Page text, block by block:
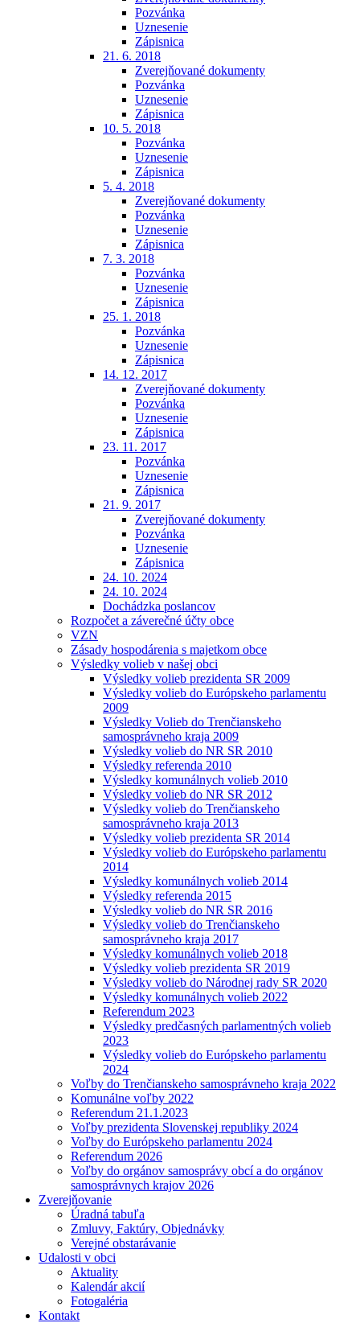
Pozvánka
Uznesenie
Zápisnica
21. 6. 2018
Zverejňované dokumenty
Pozvánka
Uznesenie
Zápisnica
10. 5. 2018
Pozvánka
Uznesenie
Zápisnica
5. 4. 2018
Zverejňované dokumenty
Pozvánka
Uznesenie
Zápisnica
7. 3. 2018
Pozvánka
Uznesenie
Zápisnica
25. 1. 2018
Pozvánka
Uznesenie
Zápisnica
14. 12. 2017
Zverejňované dokumenty
Pozvánka
Uznesenie
Zápisnica
23. 11. 2017
Pozvánka
Uznesenie
Zápisnica
21. 9. 2017
Zverejňované dokumenty
Pozvánka
Uznesenie
Zápisnica
24. 10. 2024
24. 10. 2024
Dochádzka poslancov
Rozpočet a záverečné účty obce
VZN
Zásady hospodárenia s majetkom obce
Výsledky volieb v našej obci
Výsledky volieb prezidenta SR 2009
Výsledky volieb do Európskeho parlamentu
2009
Výsledky Volieb do Trenčianskeho
samosprávneho kraja 2009
Výsledky volieb do NR SR 2010
Výsledky referenda 2010
Výsledky komunálnych volieb 2010
Výsledky volieb do NR SR 2012
Výsledky volieb do Trenčianskeho
samosprávneho kraja 2013
Výsledky volieb prezidenta SR 2014
Výsledky volieb do Európskeho parlamentu
2014
Výsledky komunálnych volieb 2014
Výsledky referenda 2015
Výsledky volieb do NR SR 2016
Výsledky volieb do Trenčianskeho
samosprávneho kraja 2017
Výsledky komunálnych volieb 2018
Výsledky volieb prezidenta SR 2019
Výsledky volieb do Národnej rady SR 2020
Výsledky komunálnych volieb 2022
Referendum 2023
Výsledky predčasných parlamentných volieb
2023
Výsledky volieb do Európskeho parlamentu
2024
Voľby do Trenčianskeho samosprávneho kraja 2022
Komunálne voľby 2022
Referendum 21.1.2023
Voľby prezidenta Slovenskej republiky 2024
Voľby do Európskeho parlamentu 2024
Referendum 2026
Voľby do orgánov samosprávy obcí a do orgánov
samosprávnych krajov 2026
Zverejňovanie
Úradná tabuľa
Zmluvy, Faktúry, Objednávky
Verejné obstarávanie
Udalosti v obci
Aktuality
Kalendár akcií
Fotogaléria
Kontakt